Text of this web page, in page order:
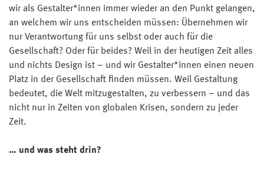
wir als Gestalter*innen immer wieder an den Punkt gelangen,
an welchem wir uns entscheiden müssen: Übernehmen wir
nur Verantwortung für uns selbst oder auch für die
Gesellschaft? Oder für beides? Weil in der heutigen Zeit alles
und nichts Design ist – und wir Gestalter*innen einen neuen
Platz in der Gesellschaft finden müssen. Weil Gestaltung
bedeutet, die Welt mitzugestalten, zu verbessern – und das
nicht nur in Zeiten von globalen Krisen, sondern zu jeder
Zeit.
… und was steht drin?